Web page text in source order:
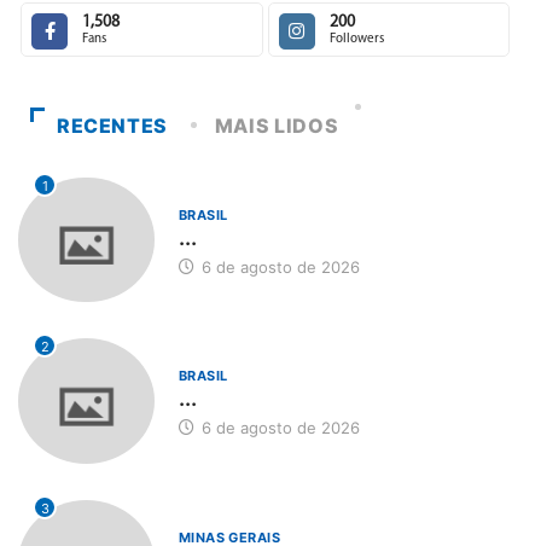
1,508
Fans
200
Followers
RECENTES MAIS LIDOS
1
BRASIL
...
6 de agosto de 2026
2
BRASIL
...
6 de agosto de 2026
3
MINAS GERAIS